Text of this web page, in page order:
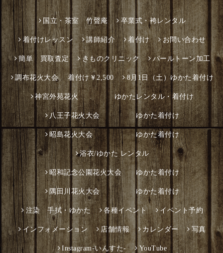
国立・茶室 竹聲庵 卒業式・袴レンタル
着付けレッスン 講師紹介 着付け お問い合わせ
簡単 買取査定 きものクリニック パールトーン加工
調布花火大会 着付け￥2,500 8月1日（土）ゆかた着付け
神宮外苑花火 ゆかたレンタル・着付け
八王子花火大会 ゆかた着付け
昭島花火大会 ゆかた着付け
浴衣/ゆかた レンタル
昭和記念公園花火大会 ゆかた着付け
隅田川花火大会 ゆかた着付け
注染 手拭・ゆかた 各種イベント イベント予約
インフォメーション 店舗情報 カレンダー 写真
Instagram-いんすた- YouTube